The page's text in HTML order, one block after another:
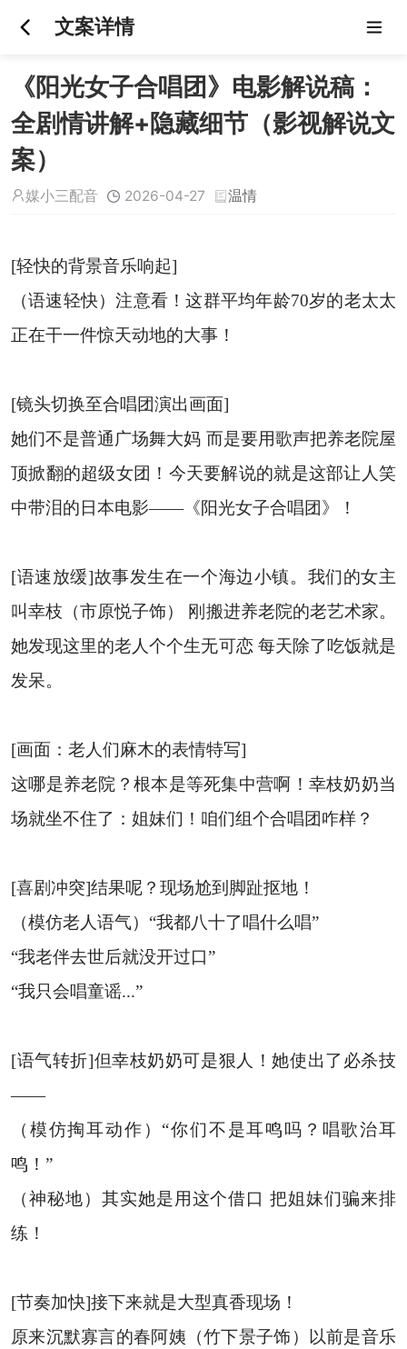
文案详情
《阳光女子合唱团》电影解说稿：
全剧情讲解+隐藏细节（影视解说文
案）
媒小三配音 2026-04-27 温情
[轻快的背景音乐响起]
（语速轻快）注意看！这群平均年龄70岁的老太太
正在干一件惊天动地的大事！
[镜头切换至合唱团演出画面]
她们不是普通广场舞大妈 而是要用歌声把养老院屋
顶掀翻的超级女团！今天要解说的就是这部让人笑
中带泪的日本电影——《阳光女子合唱团》！
[语速放缓]故事发生在一个海边小镇。我们的女主
叫幸枝（市原悦子饰） 刚搬进养老院的老艺术家。
她发现这里的老人个个生无可恋 每天除了吃饭就是
发呆。
[画面：老人们麻木的表情特写]
这哪是养老院？根本是等死集中营啊！幸枝奶奶当
场就坐不住了：姐妹们！咱们组个合唱团咋样？
[喜剧冲突]结果呢？现场尬到脚趾抠地！
（模仿老人语气）“我都八十了唱什么唱”
“我老伴去世后就没开过口”
“我只会唱童谣...”
[语气转折]但幸枝奶奶可是狠人！她使出了必杀技
——
（模仿掏耳动作）“你们不是耳鸣吗？唱歌治耳
鸣！”
（神秘地）其实她是用这个借口 把姐妹们骗来排
练！
[节奏加快]接下来就是大型真香现场！
原来沉默寡言的春阿姨（竹下景子饰）以前是音乐